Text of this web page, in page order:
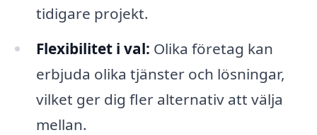
tidigare projekt.
Flexibilitet i val: Olika företag kan
erbjuda olika tjänster och lösningar,
vilket ger dig fler alternativ att välja
mellan.